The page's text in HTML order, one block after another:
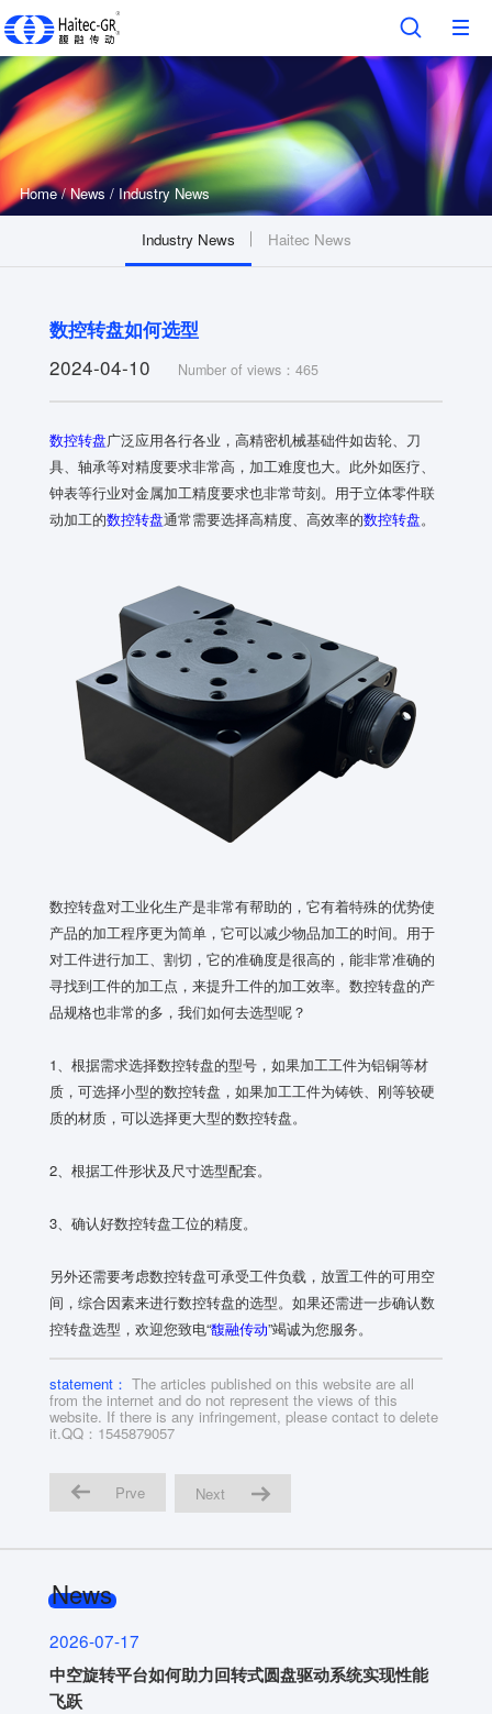
Home / News / Industry News
Industry News Haitec News
数控转盘如何选型
2024-04-10 Number of views：465
数控转盘广泛应用各行各业，高精密机械基础件如齿轮、刀
具、轴承等对精度要求非常高，加工难度也大。此外如医疗、
钟表等行业对金属加工精度要求也非常苛刻。用于立体零件联
动加工的数控转盘通常需要选择高精度、高效率的数控转盘。
数控转盘对工业化生产是非常有帮助的，它有着特殊的优势使
产品的加工程序更为简单，它可以减少物品加工的时间。用于
对工件进行加工、割切，它的准确度是很高的，能非常准确的
寻找到工件的加工点，来提升工件的加工效率。数控转盘的产
品规格也非常的多，我们如何去选型呢？
1、根据需求选择数控转盘的型号，如果加工工件为铝铜等材
质，可选择小型的数控转盘，如果加工工件为铸铁、刚等较硬
质的材质，可以选择更大型的数控转盘。
2、根据工件形状及尺寸选型配套。
3、确认好数控转盘工位的精度。
另外还需要考虑数控转盘可承受工件负载，放置工件的可用空
间，综合因素来进行数控转盘的选型。如果还需进一步确认数
控转盘选型，欢迎您致电“馥融传动”竭诚为您服务。
statement： The articles published on this website are all
from the internet and do not represent the views of this
website. If there is any infringement, please contact to delete
it.QQ：1545879057
Prve Next
News
2026-07-17
中空旋转平台如何助力回转式圆盘驱动系统实现性能
飞跃